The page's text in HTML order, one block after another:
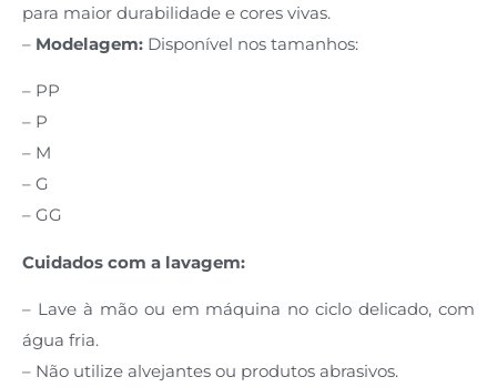
para maior durabilidade e cores vivas.
– Modelagem: Disponível nos tamanhos:
– PP
– P
– M
– G
– GG
Cuidados com a lavagem:
– Lave à mão ou em máquina no ciclo delicado, com
água fria.
– Não utilize alvejantes ou produtos abrasivos.